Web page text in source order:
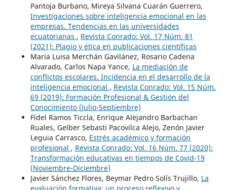
Pantoja Burbano, Mireya Silvana Cuarán Guerrero,
Investigaciones sobre inteligencia emocional en las
empresas. Tendencias en las universidades
ecuatorianas , Revista Conrado: Vol. 17 Núm. 81
(2021): Plagio y ética en publicaciones científicas
María Luisa Merchán Gavilánez, Rosario Cadena
Alvarado, Carlos Napa Yance, La mediación de
conflictos escolares. Incidencia en el desarrollo de la
inteligencia emocional , Revista Conrado: Vol. 15 Núm.
69 (2019): Formación Profesional & Gestión del
Conocimiento (Julio-Septiembre)
Fidel Ramos Ticcla, Enrique Alejandro Barbachan
Ruales, Gelber Sebasti Pacovilca Alejo, Zenón Javier
Leguia Carrasco, Estrés académico y formación
profesional , Revista Conrado: Vol. 16 Núm. 77 (2020):
Transformación educativas en tiempos de Covid-19
(Noviembre-Diciembre)
Javier Sánchez Flores, Beymar Pedro Solís Trujillo, La